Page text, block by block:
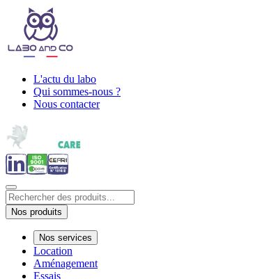
L'actu du labo
Qui sommes-nous ?
Nous contacter
Nos produits
Nos services
Location
Aménagement
Essais